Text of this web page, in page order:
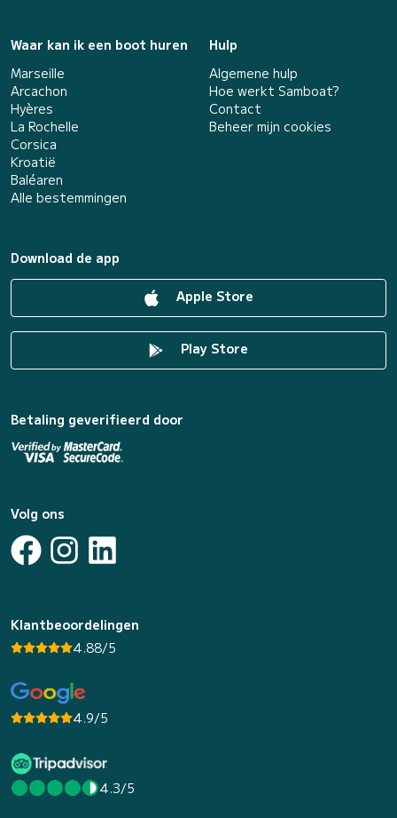
Waar kan ik een boot huren
Marseille
Arcachon
Hyères
La Rochelle
Corsica
Kroatië
Baléaren
Alle bestemmingen
Hulp
Algemene hulp
Hoe werkt Samboat?
Contact
Beheer mijn cookies
Download de app
Apple Store
Play Store
Betaling geverifieerd door
Volg ons
Klantbeoordelingen
4.88/5
4.9/5
4.3/5